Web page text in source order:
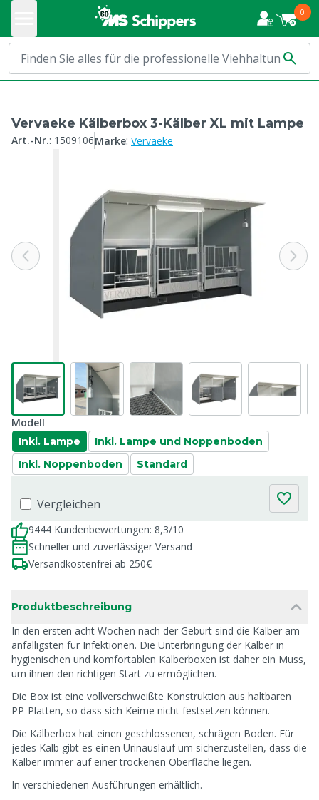
0
Vervaeke Kälberbox 3-Kälber XL mit Lampe
Art.-Nr.: 1509106Marke: Vervaeke
Modell
Inkl. Lampe
Inkl. Lampe und Noppenboden
Inkl. Noppenboden
Standard
Vergleichen
9444 Kundenbewertungen: 8,3/10
Schneller und zuverlässiger Versand
Versandkostenfrei ab 250€
Produktbeschreibung
In den ersten acht Wochen nach der Geburt sind die Kälber am
anfälligsten für Infektionen. Die Unterbringung der Kälber in
hygienischen und komfortablen Kälberboxen ist daher ein Muss,
um ihnen den richtigen Start zu ermöglichen.
Die Box ist eine vollverschweißte Konstruktion aus haltbaren
PP-Platten, so dass sich Keime nicht festsetzen können.
Die Kälberbox hat einen geschlossenen, schrägen Boden. Für
jedes Kalb gibt es einen Urinauslauf um sicherzustellen, dass die
Kälber immer auf einer trockenen Oberfläche liegen.
In verschiedenen Ausführungen erhältlich.